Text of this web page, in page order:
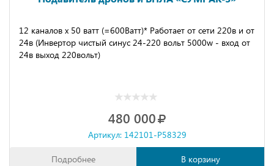
12 каналов х 50 ватт (=600Ватт)* Работает от сети 220в и от
24в (Инвертор чистый синус 24-220 вольт 5000w - вход от
24в выход 220вольт)
480 000
Артикул: 142101-P58329
Подробнее В корзину